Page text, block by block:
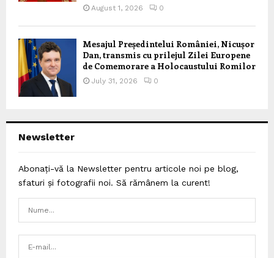
August 1, 2026 0
Mesajul Președintelui României, Nicușor
Dan, transmis cu prilejul Zilei Europene
de Comemorare a Holocaustului Romilor
July 31, 2026 0
Newsletter
Abonați-vă la Newsletter pentru articole noi pe blog,
sfaturi și fotografii noi. Să rămânem la curent!